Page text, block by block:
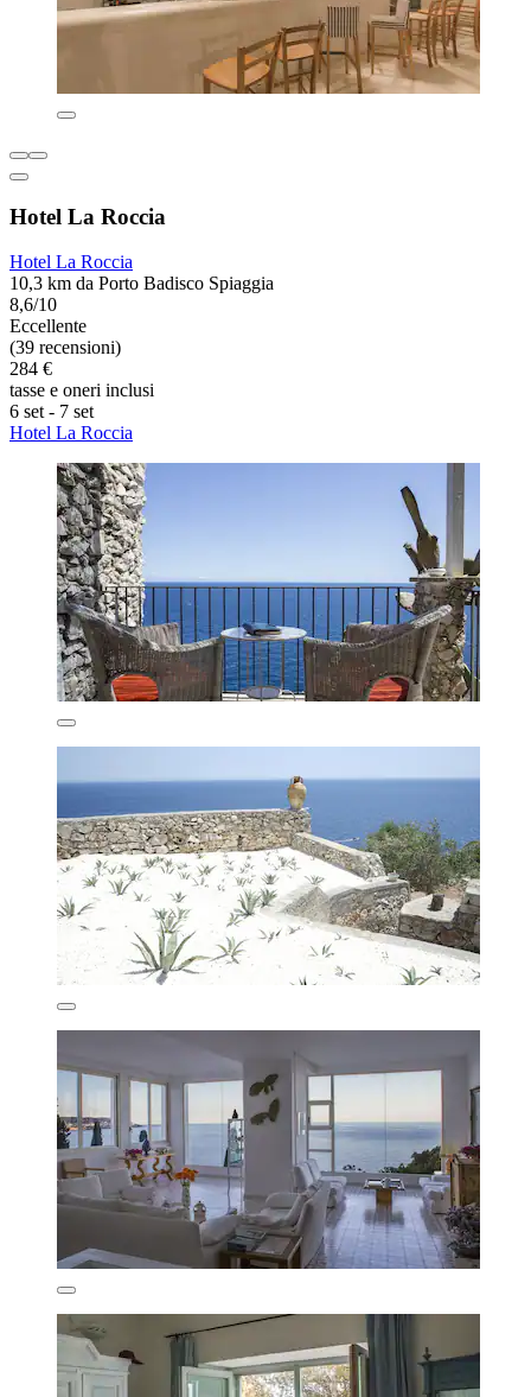
Hotel La Roccia
Hotel La Roccia
10,3 km da Porto Badisco Spiaggia
8,6/10
Eccellente
(39 recensioni)
284 €
tasse e oneri inclusi
6 set - 7 set
Hotel La Roccia